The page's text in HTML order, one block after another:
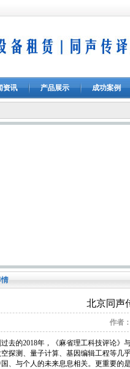
资讯 产品展示 成功案例
北京同声
作者：
去的2018年，《麻省理工科技评论》
探测、量子计算、基因编辑工程等几
、与个人的未来息息相关。更重要的